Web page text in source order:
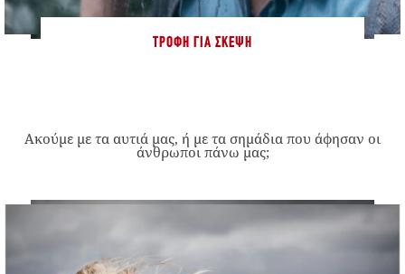
ΤΡΟΦΉ ΓΙΑ ΣΚΈΨΗ
Ακούμε με τα αυτιά μας, ή με τα σημάδια που άφησαν οι
άνθρωποι πάνω μας;